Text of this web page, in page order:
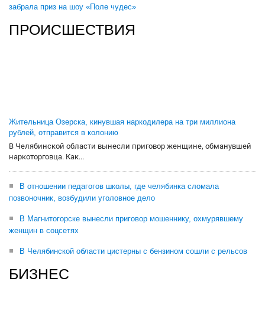
забрала приз на шоу «Поле чудес»
ПРОИСШЕСТВИЯ
Жительница Озерска, кинувшая наркодилера на три миллиона
рублей, отправится в колонию
В Челябинской области вынесли приговор женщине, обманувшей
наркоторговца. Как...
В отношении педагогов школы, где челябинка сломала
позвоночник, возбудили уголовное дело
В Магнитогорске вынесли приговор мошеннику, охмурявшему
женщин в соцсетях
В Челябинской области цистерны с бензином сошли с рельсов
БИЗНЕС